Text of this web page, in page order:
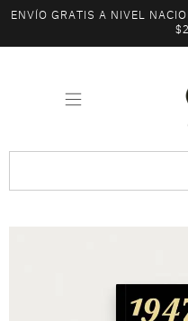
ENVÍO GRATIS A NIVEL